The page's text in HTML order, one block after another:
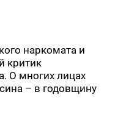
наркомата и
критик
О многих лицах
– в годовщину